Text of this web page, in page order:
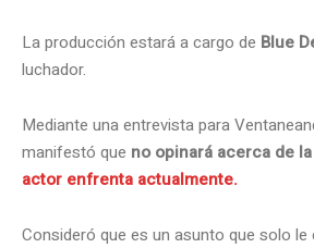
La producción estará a cargo de Blue
luchador.
Mediante una entrevista para
manifestó que no opinará acerca de la
actor enfrenta actualmente.
Consideró que es un asunto que solo